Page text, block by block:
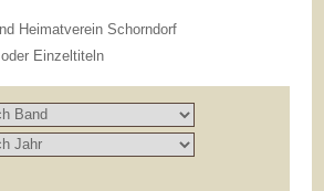
Heimatverein Schorndorf
Einzeltiteln